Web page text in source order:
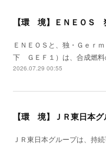
ＥＮＥＯＳと、独・Ｇｅ
下 ＧＥＦ１）は、合成燃
2026.07.29 00:55
ＪＲ東日本グループは、持